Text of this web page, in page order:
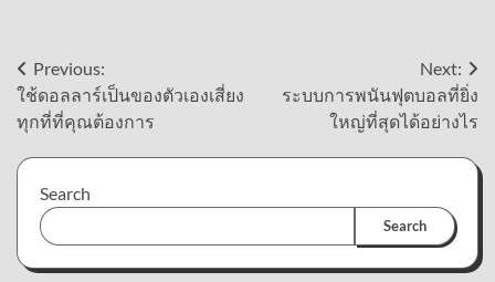
Post
navigation
Previous:
ใช้ดอลลาร์เป็นของตัวเองเสี่ยง
ทุกที่ที่คุณต้องการ
Next:
ระบบการพนันฟุตบอลที่ยิ่ง
ใหญ่ที่สุดได้อย่างไร
Search
Search